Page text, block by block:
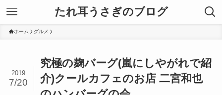
たれ耳うさぎのブログ
ホーム グルメ
究極の麹バーグ(嵐にしやがれで紹
介)クールカフェのお店 二宮和也
2019
7/20